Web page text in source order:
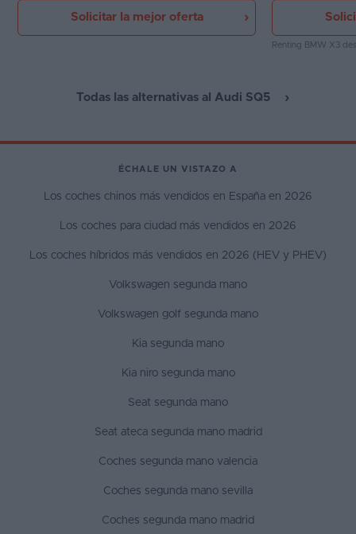
más clásicos Range Rover y Range Rover
Sport, contando también con tecnología
microhíbrida MHEV.
Solicitar la mejor oferta
trasera o total,
y gasolina con
Renting BMW X3
Todas las alternativas al Audi SQ5
ÉCHALE UN VISTAZO A
Los coches chinos más vendidos en España en 2026
Los coches para ciudad más vendidos en 2026
Los coches híbridos más vendidos en 2026 (HEV y PHEV)
Volkswagen segunda mano
Volkswagen golf segunda mano
Kia segunda mano
Kia niro segunda mano
Seat segunda mano
Seat ateca segunda mano madrid
Coches segunda mano valencia
Coches segunda mano sevilla
Coches segunda mano madrid